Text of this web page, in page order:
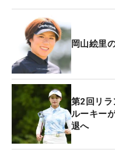
ューを見直した今年
というよりリハビリ
は自重。今では18ホ
か、張りを感じる程度
ないけど、問題なく
てボギーは4つだけ。
会記録のトータル20
回った沖せいら、ア
が、「逆にやる気が
岡山絵里
第2回リ
ルーキー
退へ